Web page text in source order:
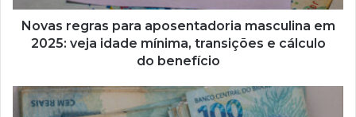
e cálculo
do
benefício
Novas regras para aposentadoria masculina em
2025: veja idade mínima, transições e cálculo
do benefício
Aposentadoria
feminina em